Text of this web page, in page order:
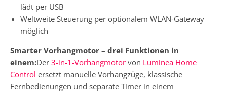
lädt per USB
Weltweite Steuerung per optionalem WLAN-Gateway
möglich
Smarter Vorhangmotor – drei Funktionen in
einem:Der 3-in-1-Vorhangmotor von Luminea Home
Control ersetzt manuelle Vorhangzüge, klassische
Fernbedienungen und separate Timer in einem